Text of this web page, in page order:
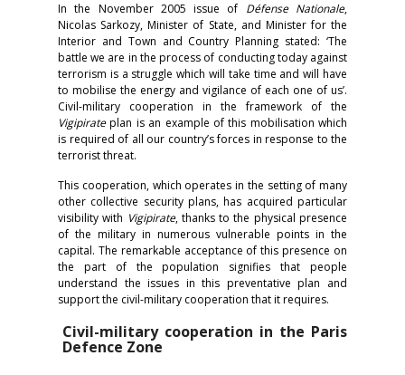
In the November 2005 issue of Défense Nationale,
Nicolas Sarkozy, Minister of State, and Minister for the
Interior and Town and Country Planning stated: ‘The
battle we are in the process of conducting today against
terrorism is a struggle which will take time and will have
to mobilise the energy and vigilance of each one of us’.
Civil-military cooperation in the framework of the
Vigipirateplan is an example of this mobilisation which
is required of all our country’s forces in response to the
terrorist threat.
This cooperation, which operates in the setting of many
other collective security plans, has acquired particular
visibility with Vigipirate, thanks to the physical presence
of the military in numerous vulnerable points in the
capital. The remarkable acceptance of this presence on
the part of the population signifies that people
understand the issues in this preventative plan and
support the civil-military cooperation that it requires.
Civil-military cooperation in the Paris
Defence Zone